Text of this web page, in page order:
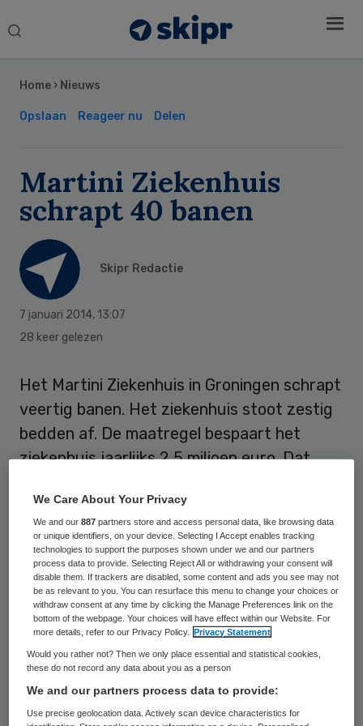
Search
Home › Nieuws
Opslaan Reageer nu Delen
Martini Ziekenhuis
schrapt 40 banen
Skipr Redactie
7 januari 2014, 13:07
28 keer gelezen
Het Martini Ziekenhuis in Groningen schrapt
veertig banen. Het ziekenhuis stoot zestig
bedden af. De maatregel bespaart het
ziekenhuis jaarlijks 2,5 miljoen euro. Dat
Het Martini Ziekenhuis sluit één complete
verpleegafdeling. Andere afdelingen
verliezen zo’n vijf tot tien bedden. Dit komt
door de steeds kortere ligduur van
patiënten. “Mensen komen vaker in de
dagbehandeling terecht en worden dus
steeds korter opgenomen”, zegt
bestuursvoorzitter Hans Feenstra. Er
worden sinds december per
Sidebar
We Care About Your Privacy
We and our887 partners store and access personal data, like browsing data
or unique identifiers, on your device. Selecting I Accept enables tracking
technologies to support the purposes shown under we and our partners
process data to provide. Selecting Reject All or withdrawing your consent will
disable them. If trackers are disabled, some content and ads you see may not
be as relevant to you. You can resurface this menu to change your choices or
withdraw consent at any time by clicking the Manage Preferences link on the
bottom of the webpage. Your choices will have effect within our Website. For
more details, refer to our Privacy Policy.
Privacy Statement
Would you rather not? Then we only place essential and statistical cookies,
these do not record any data about you as a person
We and our partners process data to provide:
Use precise geolocation data. Actively scan device characteristics for